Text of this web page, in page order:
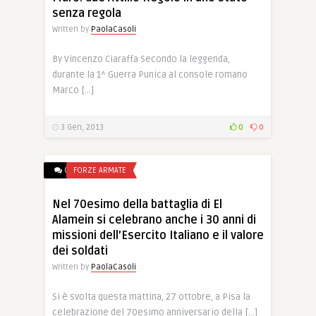
senza regola
Written by PaolaCasoli
By Vincenzo Ciaraffa Secondo la leggenda,
durante la 1^ Guerra Punica al console romano
Marco […]
3 Gen, 2013 0 0
0 FORZE ARMATE
Nel 70esimo della battaglia di El
Alamein si celebrano anche i 30 anni di
missioni dell’Esercito Italiano e il valore
dei soldati
Written by PaolaCasoli
Si è svolta questa mattina, 27 ottobre, a Pisa la
celebrazione del 70esimo anniversario della […]